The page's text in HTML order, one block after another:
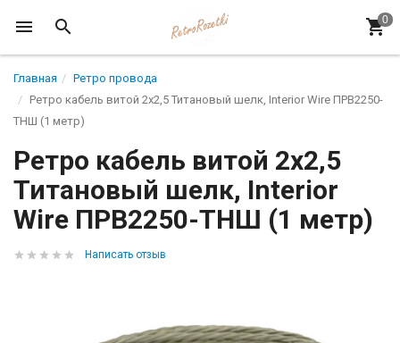
Главная
Ретро провода
Ретро кабель витой 2x2,5 Титановый шелк, Interior Wire ПРВ2250-
ТНШ (1 метр)
Ретро кабель витой 2x2,5
Титановый шелк, Interior
Wire ПРВ2250-ТНШ (1 метр)
Написать отзыв